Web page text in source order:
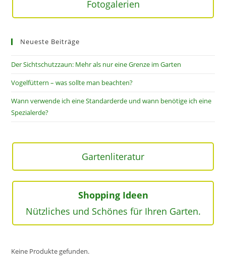
Fotogalerien
Neueste Beiträge
Der Sichtschutzzaun: Mehr als nur eine Grenze im Garten
Vogelfüttern – was sollte man beachten?
Wann verwende ich eine Standarderde und wann benötige ich eine
Spezialerde?
Gartenliteratur
Shopping Ideen
Nützliches und Schönes für Ihren Garten.
Keine Produkte gefunden.